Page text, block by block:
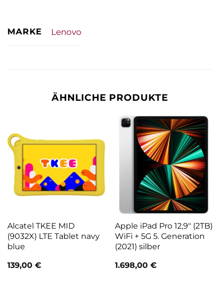
MARKE Lenovo
ÄHNLICHE PRODUKTE
Alcatel TKEE MID
(9032X) LTE Tablet navy
blue
139,00 €
Apple iPad Pro 12,9″ (2TB)
WiFi + 5G 5. Generation
(2021) silber
1.698,00 €